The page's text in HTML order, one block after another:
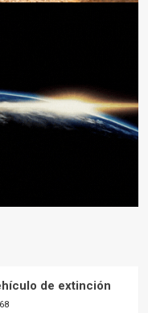
de extinción